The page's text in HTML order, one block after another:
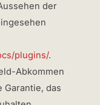
der
plugins/.
Abkommen
das